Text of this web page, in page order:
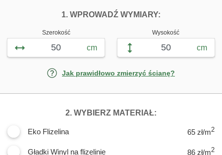
1. WPROWADŹ WYMIARY:
Szerokość
cm
Wysokość
cm
Jak prawidłowo zmierzyć ścianę?
2. WYBIERZ MATERIAŁ:
Eko Flizelina 65 zł/m2
Gładki Winyl na flizelinie 86 zł/m2